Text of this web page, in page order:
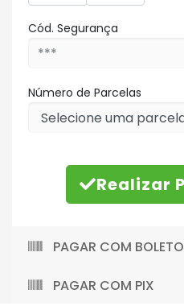
Cód. Segurança
Número de Parcelas
Realizar
PAGAR COM BOLETO
PAGAR COM PIX